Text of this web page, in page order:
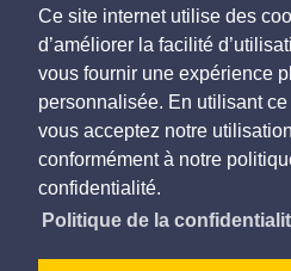
Ce site internet utilise des
d’améliorer la facilité
vous fournir une expérience
personnalisée. En utilisant ce
vous acceptez notre
conformément à notre
confidentialité.
Politique de la
Protection des
Commentaires
Contactez Nous